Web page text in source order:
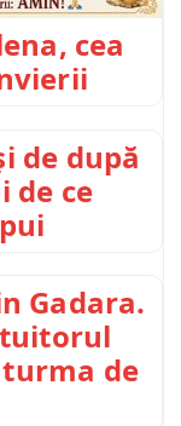
cea
de după
de ce
Gadara.
de